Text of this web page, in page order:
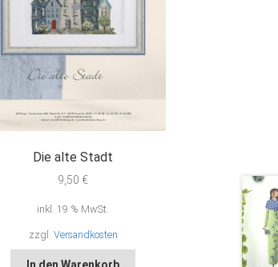
Die alte Stadt
9,50 €
inkl. 19 % MwSt.
zzgl. Versandkosten